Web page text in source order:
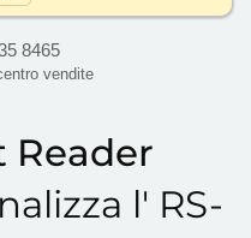
8465
vendite
Reader
l' RS-